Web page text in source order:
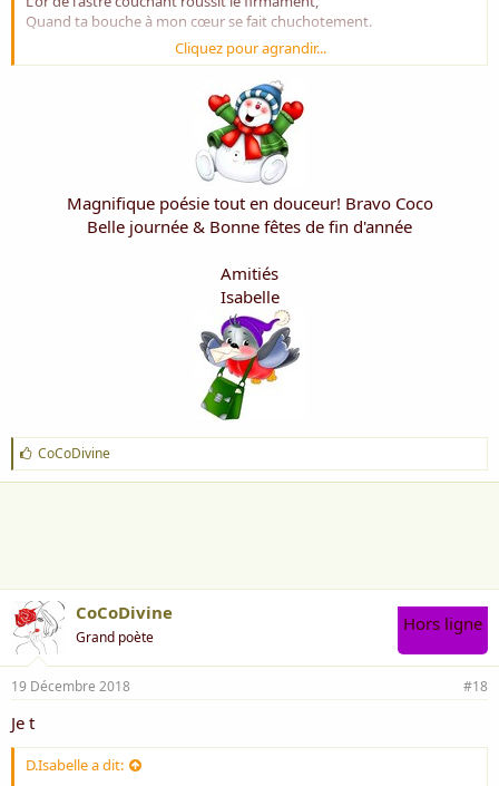
Quand ta bouche à mon cœur se fait chuchotement.
Douceur que cet instant où tu m'offres des roses
Quand je savoure un thé poudré de sucre roux
Juste avant d'échouer sous ton regard si doux.
Douceur que cet instant où tendrement tu oses
Venir me dire bonsoir d'un baiser sur mes seins
Faire glisser ma robe à l'aube de mes reins.
Douceur que cet instant où la nuit s'abandonne...
Voir la pièce jointe 4553
Cliquez pour agrandir...
Magnifique poésie tout en douceur! Bravo Coco
Belle journée & Bonne fêtes de fin d'année
Amitiés
Isabelle
J
'
a
CoCoDivine
CoCoDivine
Grand poète
Hors ligne
19 Décembre 2018 #18
Je t
D.Isabelle a dit: